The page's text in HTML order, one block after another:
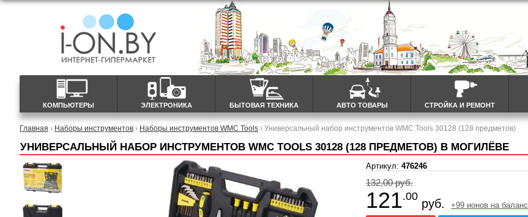
КОМПЬЮТЕРЫ ЭЛЕКТРОНИКА БЫТОВАЯ ТЕХНИКА АВТО ТОВАРЫ СТРОЙКА И РЕМОНТ
Главная › Наборы инструментов › Наборы инструментов WMC Tools › Универсальный набор инструментов WMC Tools 30128 (128 предметов)
УНИВЕРСАЛЬНЫЙ НАБОР ИНСТРУМЕНТОВ WMC TOOLS 30128 (128 ПРЕДМЕТОВ) В МОГИЛЁВЕ
Артикул:476246
132,00 руб.
121.00
руб. +99 ионов на баланс